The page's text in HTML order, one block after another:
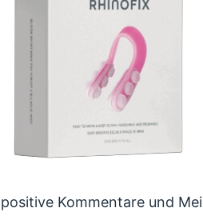
positive Kommentare und